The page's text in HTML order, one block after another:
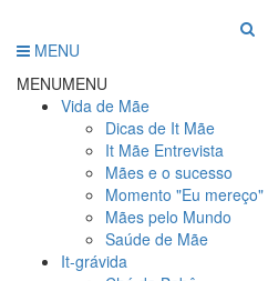
MENU
MENUMENU
Vida de Mãe
Dicas de It Mãe
It Mãe Entrevista
Mães e o sucesso
Momento "Eu mereço"
Mães pelo Mundo
Saúde de Mãe
It-grávida